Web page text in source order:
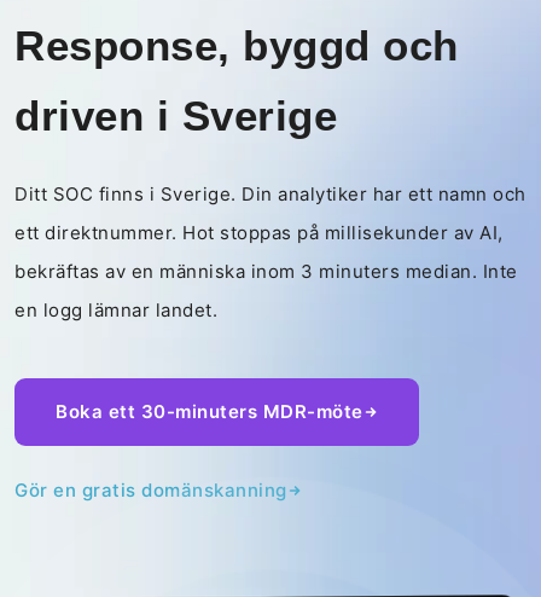
Response, byggd och
driven i Sverige
Ditt SOC finns i Sverige. Din analytiker har ett namn och
ett direktnummer. Hot stoppas på millisekunder av AI,
bekräftas av en människa inom 3 minuters median. Inte
en logg lämnar landet.
Boka ett 30-minuters MDR-möte
Gör en gratis domänskanning